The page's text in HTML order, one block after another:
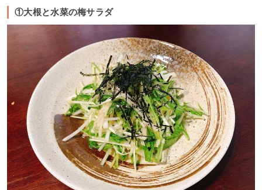
①大根と水菜の梅サラダ